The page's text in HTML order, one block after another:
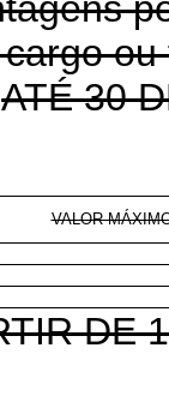
ou
ATÉ 30
VALOR
DE 1